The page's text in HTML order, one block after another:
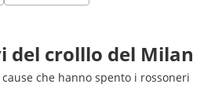
del crolllo del Milan
che hanno spento i rossoneri